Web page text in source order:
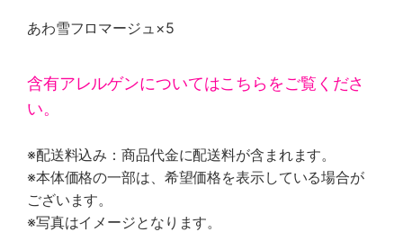
あわ雪フロマージュ×5
含有アレルゲンについてはこちらをご覧くださ
い。
※配送料込み：商品代金に配送料が含まれます。
※本体価格の一部は、希望価格を表示している場合が
ございます。
※写真はイメージとなります。